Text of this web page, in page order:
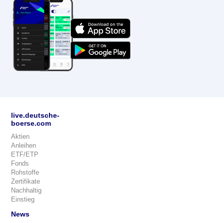
live.deutsche-
boerse.com
Aktien
Anleihen
ETF/ETP
Fonds
Rohstoffe
Zertifikate
Nachhaltig
Einstieg
News